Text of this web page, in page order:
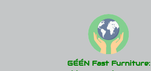
GÉÉN Fast Furniture: